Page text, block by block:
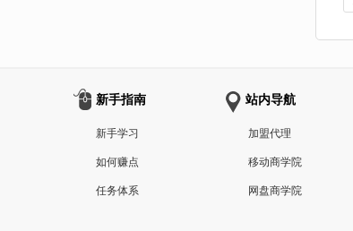
新手指南
新手学习
如何赚点
任务体系
站内导航
加盟代理
移动商学院
网盘商学院